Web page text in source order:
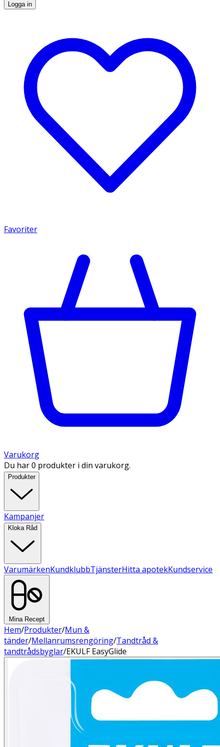
Logga in
Favoriter
Varukorg
Du har 0 produkter i din varukorg.
Produkter
Kampanjer
Kloka Råd
VarumärkenKundklubbTjänsterHitta apotekKundservice
Mina Recept
Hem/Produkter/Mun &
tänder/Mellanrumsrengöring/Tandtråd &
tandtrådsbyglar/EKULF EasyGlide